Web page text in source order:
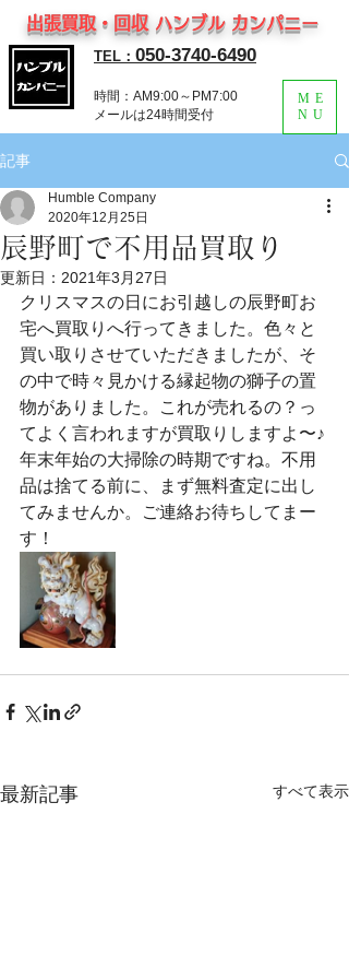
TEL： 050-3740-6490
出張買取・回収 ハンブル カンパニー
ME
NU
時間：AM9:00～PM7:00
​メールは24時間受付
記事
辰野町で不用品買取り
Humble Company
2020年12月25日
更新日： 2021年3月27日
クリスマスの日にお引越しの辰野町お
宅へ買取りへ行ってきました。色々と
買い取りさせていただきましたが、そ
の中で時々見かける縁起物の獅子の置
物がありました。これが売れるの？っ
てよく言われますが買取りしますよ〜♪
年末年始の大掃除の時期ですね。不用
品は捨てる前に、まず無料査定に出し
てみませんか。ご連絡お待ちしてまー
す！
最新記事 すべて表示